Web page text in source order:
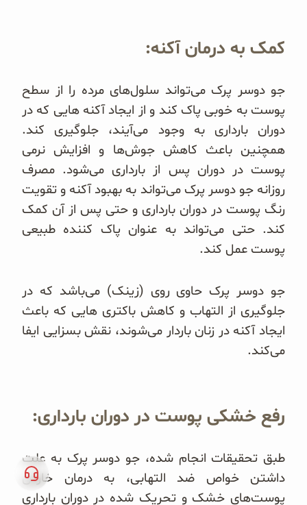
کمک به درمان آکنه:
جو دوسر پرک می‌تواند سلول‌های مرده را از سطح
پوست به خوبی پاک کند و از ایجاد آکنه هایی که در
دوران بارداری به وجود می‌آیند، جلوگیری کند.
همچنین باعث کاهش جوش‌ها و افزایش نرمی
پوست در دوران پس از بارداری می‌شود. مصرف
روزانه جو دوسر پرک می‌تواند به بهبود آکنه و تقویت
رنگ پوست در دوران بارداری و حتی پس از آن کمک
کند. حتی می‌تواند به عنوان پاک کننده طبیعی
پوست عمل کند.
جو دوسر پرک حاوی روی (زینک) می‌باشد که در
جلوگیری از التهاب و کاهش باکتری هایی که باعث
ایجاد آکنه در زنان باردار می‌شوند، نقش بسزایی ایفا
می‌کند.
رفع خشکی پوست در دوران بارداری:
طبق تحقیقات انجام شده، جو دوسر پرک به علت
داشتن خواص ضد التهابی، به درمان خارش
پوست‌های خشک و تحریک شده در دوران بارداری